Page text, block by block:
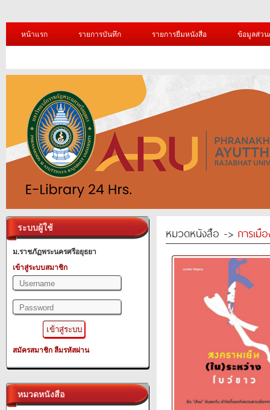
หน้าแรก รายการบันทึก รายการยืมหนังสือ ข้อมูลส่ว
ระบบผู้ใช้
ม.ราชภัฏพระนครศรีอยุธยา
เข้าสู่ระบบสมาชิก
สมัครสมาชิก ลืมรหัสผ่าน
หมวดหนังสือ
หมวดหนังสือ -> การเมื